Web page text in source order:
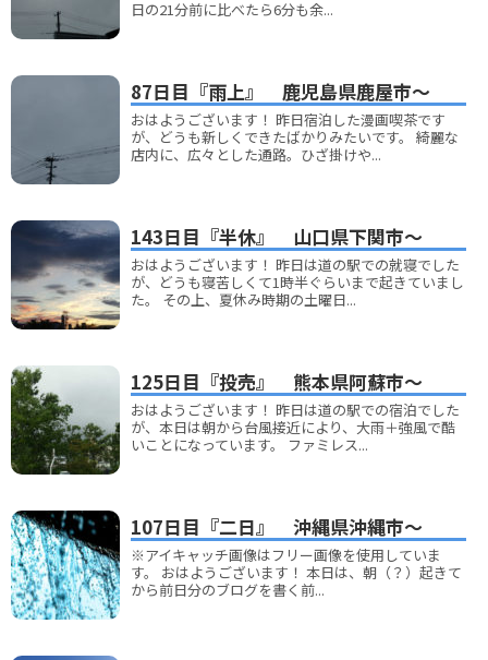
日の21分前に比べたら6分も余...
87日目『雨上』 鹿児島県鹿屋市～
おはようございます！ 昨日宿泊した漫画喫茶です
が、どうも新しくできたばかりみたいです。 綺麗な
店内に、広々とした通路。ひざ掛けや...
143日目『半休』 山口県下関市～
おはようございます！ 昨日は道の駅での就寝でした
が、どうも寝苦しくて1時半ぐらいまで起きていまし
た。 その上、夏休み時期の土曜日...
125日目『投売』 熊本県阿蘇市～
おはようございます！ 昨日は道の駅での宿泊でした
が、本日は朝から台風接近により、大雨＋強風で酷
いことになっています。 ファミレス...
107日目『二日』 沖縄県沖縄市～
※アイキャッチ画像はフリー画像を使用していま
す。 おはようございます！ 本日は、朝（？）起きて
から前日分のブログを書く前...